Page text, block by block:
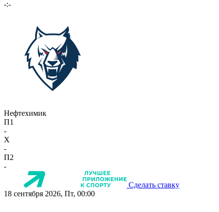
-:-
Нефтехимик
П1
-
X
-
П2
-
Сделать ставку
18 сентября 2026, Пт, 00:00